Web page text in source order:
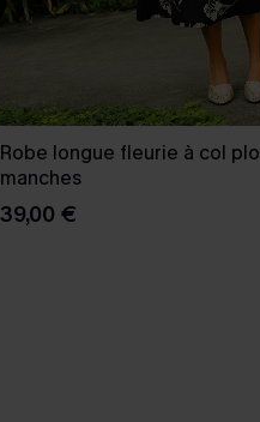
Robe longue fleurie à col
manches
39,00 €